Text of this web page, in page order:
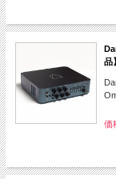
品】
価